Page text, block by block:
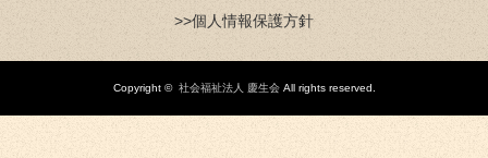
>>個人情報保護方針
Copyright © 社会福祉法人 慶生会All rights reserved.